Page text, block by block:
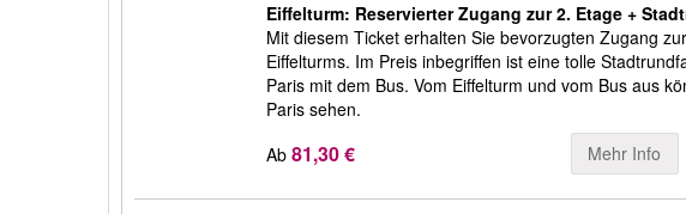
Eiffelturm: Reservierter Zugang zur 2. Etage +
Mit diesem Ticket erhalten Sie bevorzugten Zugang
Eiffelturms. Im Preis inbegriffen ist eine tolle
Paris mit dem Bus. Vom Eiffelturm und vom Bus aus
Paris sehen.
Ab 81,30 € Mehr Info